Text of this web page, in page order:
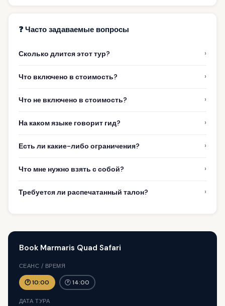
❓ Часто задаваемые вопросы
Сколько длится этот тур? ›
Что включено в стоимость? ›
Что не включено в стоимость? ›
На каком языке говорит гид? ›
Есть ли какие-либо ограничения? ›
Что мне нужно взять с собой? ›
Требуется ли распечатанный талон? ›
Book Marmaris Quad Safari
СЕАНС / ВРЕМЯ
🕐 10:00 🕐 14:00
ДАТА ТУРА